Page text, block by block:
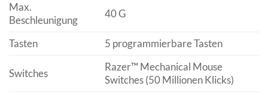
Max.
Beschleunigung
40 G
Tasten 5 programmierbare Tasten
Switches
Razer™ Mechanical Mouse
Switches (50 Millionen Klicks)